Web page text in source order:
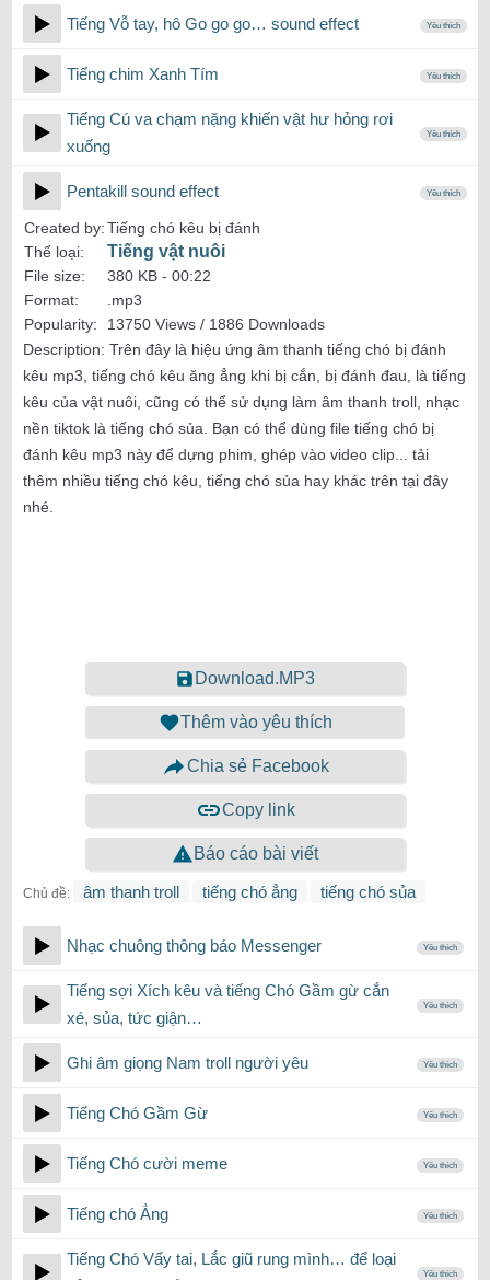
Tiếng Vỗ tay, hô Go go go… sound effect Yêu thích
Tiếng chim Xanh Tím Yêu thích
Tiếng Cú va chạm nặng khiến vật hư hỏng rơi
xuống
Yêu thích
Pentakill sound effect Yêu thích
Created by:Tiếng chó kêu bị đánh
Thể loại:
Tiếng vật nuôi
File size: 380 KB - 00:22
Format:
.mp3
Popularity:
13750 Views / 1886 Downloads
Description: Trên đây là hiệu ứng âm thanh tiếng chó bị đánh
kêu mp3, tiếng chó kêu ăng ẳng khi bị cắn, bị đánh đau, là tiếng
kêu của vật nuôi, cũng có thể sử dụng làm âm thanh troll, nhạc
nền tiktok là tiếng chó sủa. Bạn có thể dùng file tiếng chó bị
đánh kêu mp3 này để dựng phim, ghép vào video clip... tải
thêm nhiều tiếng chó kêu, tiếng chó sủa hay khác trên tại đây
nhé.
Download.MP3
Thêm vào yêu thích
Chia sẻ Facebook
Copy link
Báo cáo bài viết
Chủ đề: âm thanh troll tiếng chó ẳng tiếng chó sủa
Nhạc chuông thông báo Messenger Yêu thích
Tiếng sợi Xích kêu và tiếng Chó Gầm gừ cắn
xé, sủa, tức giận…
Yêu thích
Ghi âm giọng Nam troll người yêu Yêu thích
Tiếng Chó Gầm Gừ Yêu thích
Tiếng Chó cười meme Yêu thích
Tiếng chó Ẳng Yêu thích
Tiếng Chó Vẩy tai, Lắc giũ rung mình… để loại
Yêu thích